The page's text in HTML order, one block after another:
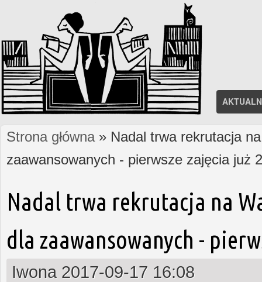
Jesteś tutaj
Strona główna» Nadal trwa rekrutacja
zaawansowanych - pierwsze zajęcia już
Nadal trwa rekrutacja na
dla zaawansowanych -
Iwona 2017-09-17 16:08